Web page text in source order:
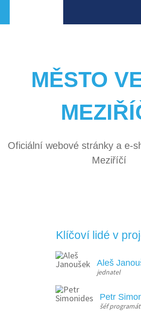
MĚSTO
Oficiální webové stránky a e-
Meziříčí
Klíčoví lidé v
Aleš
jednatel
Petr
šéf